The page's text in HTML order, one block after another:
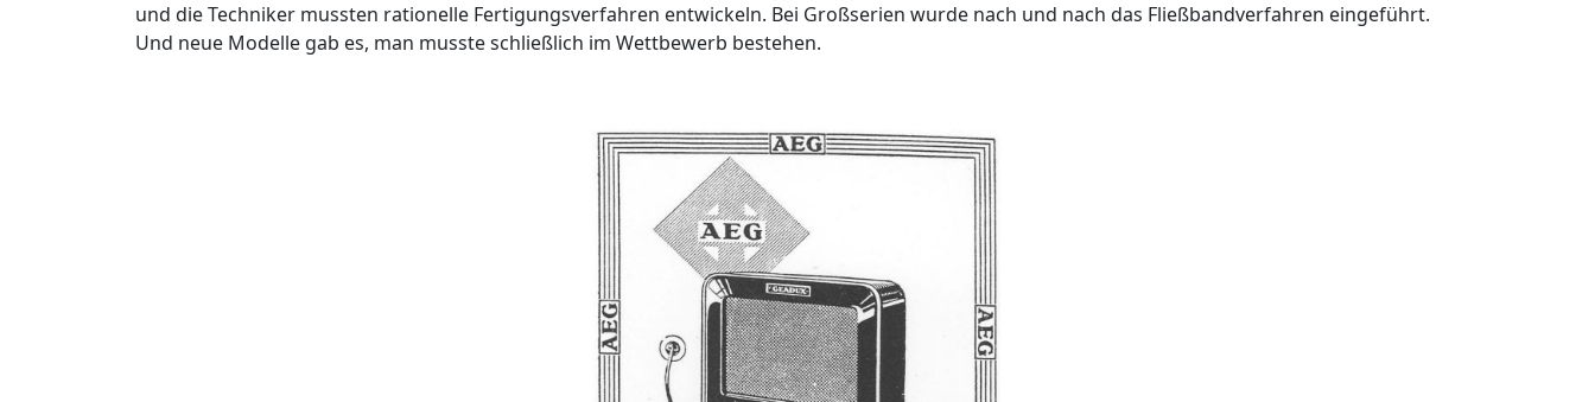
und die Techniker mussten rationelle Fertigungsverfahren entwickeln. Bei Großserien wurde nach und nach das Fließbandverfahren eingeführt.
Und neue Modelle gab es, man musste schließlich im Wettbewerb bestehen.